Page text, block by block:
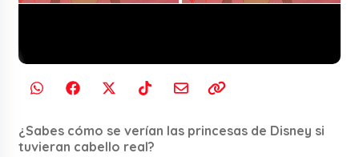
¿Sabes cómo se verían las princesas de Disney si
tuvieran cabello real?